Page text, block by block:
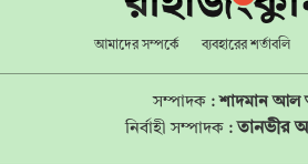
আমাদের সম্পর্কে ব্যবহারের শর্তাবলি
সম্পাদক :শাদমান আল
নির্বাহী সম্পাদক : তানভীর